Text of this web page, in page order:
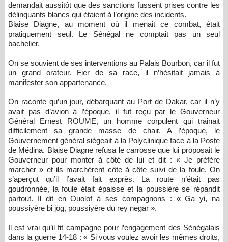
demandait aussitôt que des sanctions fussent prises contre les
délinquants blancs qui étaient à l’origine des incidents.
Blaise Diagne, au moment où il menait ce combat, était
pratiquement seul. Le Sénégal ne comptait pas un seul
bachelier.
On se souvient de ses interventions au Palais Bourbon, car il fut
un grand orateur. Fier de sa race, il n’hésitait jamais à
manifester son appartenance.
On raconte qu’un jour, débarquant au Port de Dakar, car il n’y
avait pas d’avion à l’époque, il fut reçu par le Gouverneur
Général Ernest ROUME, un homme corpulent qui trainait
difficilement sa grande masse de chair. A l’époque, le
Gouvernement général siégeait à la Polyclinique face à la Poste
de Médina. Blaise Diagne refusa le carrosse que lui proposait le
Gouverneur pour monter à côté de lui et dit : « Je préfère
marcher » et ils marchèrent côte à côte suivi de la foule. On
s’aperçut qu’il l’avait fait exprès. La route n’était pas
goudronnée, la foule était épaisse et la poussière se répandit
partout. Il dit en Ouolof à ses compagnons : « Ga yi, na
poussiyère bi jög, poussiyère du rey negar ».
Il est vrai qu’il fit campagne pour l’engagement des Sénégalais
dans la guerre 14-18 : « Si vous voulez avoir les mêmes droits,